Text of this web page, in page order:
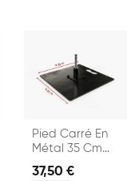
Pied Carré En
Métal 35 Cm
37,50 €